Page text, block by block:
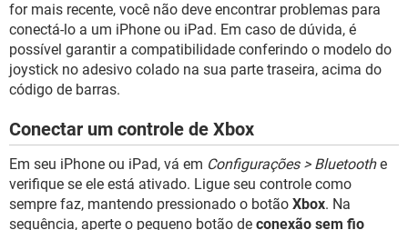
for mais recente, você não deve encontrar problemas para
conectá-lo a um iPhone ou iPad. Em caso de dúvida, é
possível garantir a compatibilidade conferindo o modelo do
joystick no adesivo colado na sua parte traseira, acima do
código de barras.
Conectar um controle de Xbox
Em seu iPhone ou iPad, vá em Configurações > Bluetoothe
verifique se ele está ativado. Ligue seu controle como
sempre faz, mantendo pressionado o botão Xbox. Na
sequência, aperte o pequeno botão de conexão sem fio